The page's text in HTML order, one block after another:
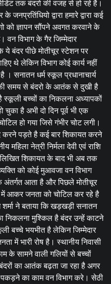
तक बंदरो की वजह से हो रहे है।
जनप्रतिंधियो द्वारा हमारे द्वारा कई
को ज्ञापन सौंपने अवगत करवाने के
वन विभाग के गैर जिम्मेदार
ये बंदर पीछे मोतीचूर स्टेशन पर
थे लेकिन विभाग कोई कार्य नहीं
सनातन धर्म स्कूल प्रधानाचार्य
समय से बंदरो के आतंक से दुखी है
बच्चों का निकलना अध्यापकों
चुका है अभी दो दिन पूर्व भी एक
हो गया जिसे गंभीर चोट लगी।
पड़ते है कई बार शिकायत करने
महिला नेत्री निर्मला देवी एवं राशि
शिकायत के बाद भी अब तक
को कोई मुआवजा वन विभाग
अंतर्गत आता है और पिछले मोतीचूर
में आकर जनता को चोटिल कर रहे है
शर्मा ने बताया कि खड़खड़ी सनातन
निकलना मुश्किल है बंदर उन्हें काटने
बच्चे भयभीत है लेकिन जिम्मेदार
में भारी रोष है। स्थानीय निवासी
के सामने वाली गलियों से बच्चों
का आतंक बढ़ता जा रहा है अगर
का काम वन विभाग करे। सेठी